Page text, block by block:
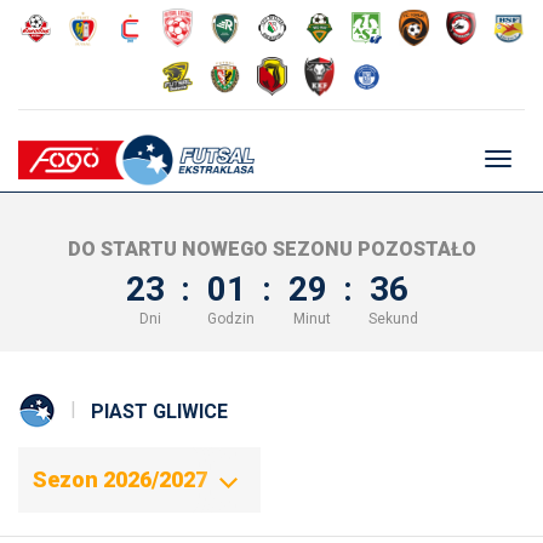
DO STARTU NOWEGO SEZONU POZOSTAŁO
23 : 01 : 29 : 36
Dni Godzin Minut Sekund
PIAST GLIWICE
Sezon 2026/2027
Sezon 2016/2017